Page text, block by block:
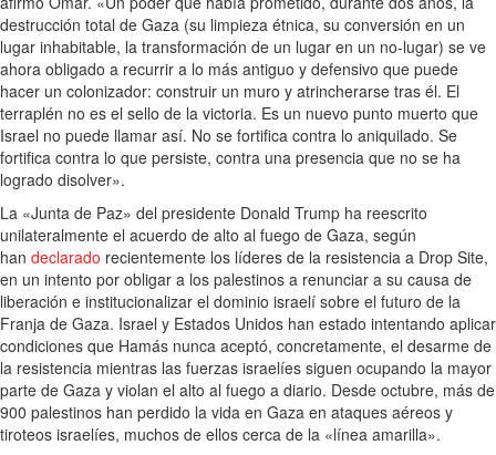
destrucción total de Gaza (su limpieza étnica, su conversión en un
lugar inhabitable, la transformación de un lugar en un no-lugar) se ve
ahora obligado a recurrir a lo más antiguo y defensivo que puede
hacer un colonizador: construir un muro y atrincherarse tras él. El
terraplén no es el sello de la victoria. Es un nuevo punto muerto que
Israel no puede llamar así. No se fortifica contra lo aniquilado. Se
fortifica contra lo que persiste, contra una presencia que no se ha
logrado disolver».
La «Junta de Paz» del presidente Donald Trump ha reescrito
unilateralmente el acuerdo de alto al fuego de Gaza, según
han declarado recientemente los líderes de la resistencia a Drop Site,
en un intento por obligar a los palestinos a renunciar a su causa de
liberación e institucionalizar el dominio israelí sobre el futuro de la
Franja de Gaza. Israel y Estados Unidos han estado intentando aplicar
condiciones que Hamás nunca aceptó, concretamente, el desarme de
la resistencia mientras las fuerzas israelíes siguen ocupando la mayor
parte de Gaza y violan el alto al fuego a diario. Desde octubre, más de
900 palestinos han perdido la vida en Gaza en ataques aéreos y
tiroteos israelíes, muchos de ellos cerca de la «línea amarilla».